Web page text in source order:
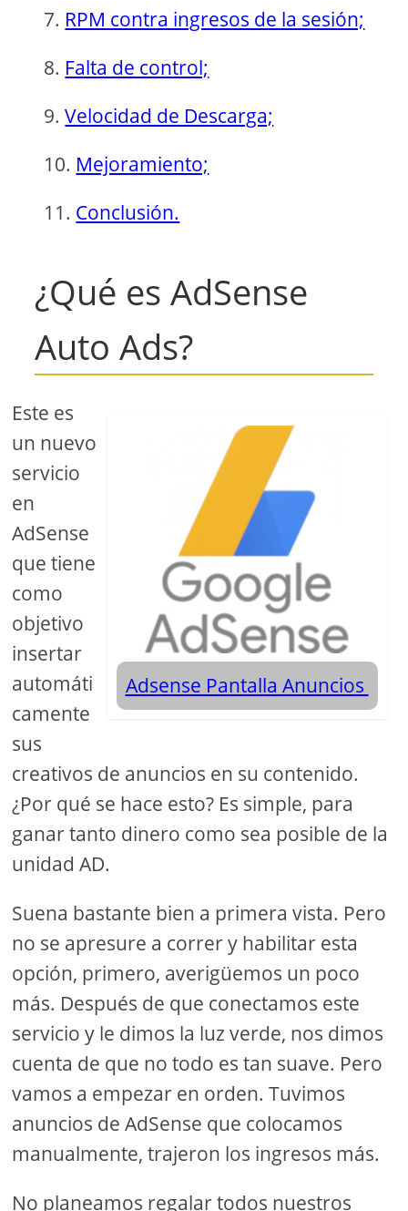
RPM contra ingresos de la sesión;
Falta de control;
Velocidad de Descarga;
Mejoramiento;
Conclusión.
¿Qué es AdSense
Auto Ads?
Adsense Pantalla Anuncios
Este es
un nuevo
servicio
en
AdSense
que tiene
como
objetivo
insertar
automáti
camente
sus
creativos de anuncios en su contenido.
¿Por qué se hace esto? Es simple, para
ganar tanto dinero como sea posible de la
unidad AD.
Suena bastante bien a primera vista. Pero
no se apresure a correr y habilitar esta
opción, primero, averigüemos un poco
más. Después de que conectamos este
servicio y le dimos la luz verde, nos dimos
cuenta de que no todo es tan suave. Pero
vamos a empezar en orden. Tuvimos
anuncios de AdSense que colocamos
manualmente, trajeron los ingresos más.
No planeamos regalar todos nuestros